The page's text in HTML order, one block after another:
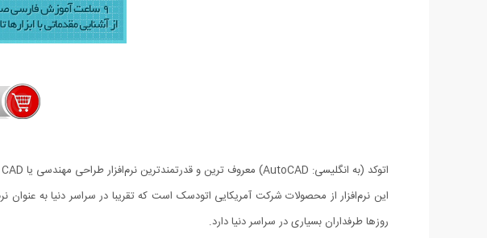
اتوکد (به انگلیسی: AutoCAD) معروف ترین و قدرتمندترین نرم‌افزار طراحی مهندسی یا CAD است که برای ترسیم نقشه‌های مهندسی و صنعتی به کار می‌رود.
روزها طرفداران بسیاری در سراسر دنیا دارد.